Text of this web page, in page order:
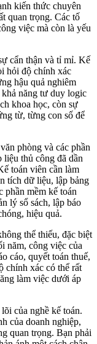
kiến thức chuyên
quan trọng. Các tố
việc mà còn là yếu
cẩn thận và tỉ mỉ. Kế
hỏi độ chính xác
hậu quả nghiêm
năng tư duy logic
khoa học, còn sự
từ, từng con số để
phòng và các phần
liệu thủ công đã dần
toán viên cần làm
tích dữ liệu, lập bảng
phần mềm kế toán
lý sổ sách, lập báo
hiệu quả.
thể thiếu, đặc biệt
năm, công việc của
cáo, quyết toán thuế,
chính xác có thể rất
làm việc dưới áp
của nghề kế toán.
của doanh nghiệp,
quan trọng. Bạn phải